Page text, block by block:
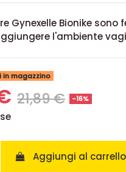
Gynexelle Bionike
l'ambiente
magazzino
21,89 € -16%
Aggiungi al carrello